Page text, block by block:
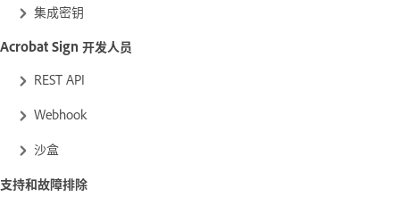
集成密钥
Acrobat Sign 开发人员
REST API
Webhook
沙盒
支持和故障排除